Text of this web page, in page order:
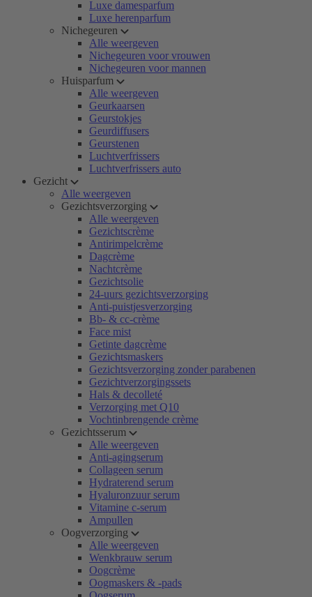
Luxe damesparfum
Luxe herenparfum
Nichegeuren
Alle weergeven
Nichegeuren voor vrouwen
Nichegeuren voor mannen
Huisparfum
Alle weergeven
Geurkaarsen
Geurstokjes
Geurdiffusers
Geurstenen
Luchtverfrissers
Luchtverfrissers auto
Gezicht
Alle weergeven
Gezichtsverzorging
Alle weergeven
Gezichtscrème
Antirimpelcrème
Dagcrème
Nachtcrème
Gezichtsolie
24-uurs gezichtsverzorging
Anti-puistjesverzorging
Bb- & cc-crème
Face mist
Getinte dagcrème
Gezichtsmaskers
Gezichtsverzorging zonder parabenen
Gezichtverzorgingssets
Hals & decolleté
Verzorging met Q10
Vochtinbrengende crème
Gezichtsserum
Alle weergeven
Anti-agingserum
Collageen serum
Hydraterend serum
Hyaluronzuur serum
Vitamine c-serum
Ampullen
Oogverzorging
Alle weergeven
Wenkbrauw serum
Oogcrème
Oogmaskers & -pads